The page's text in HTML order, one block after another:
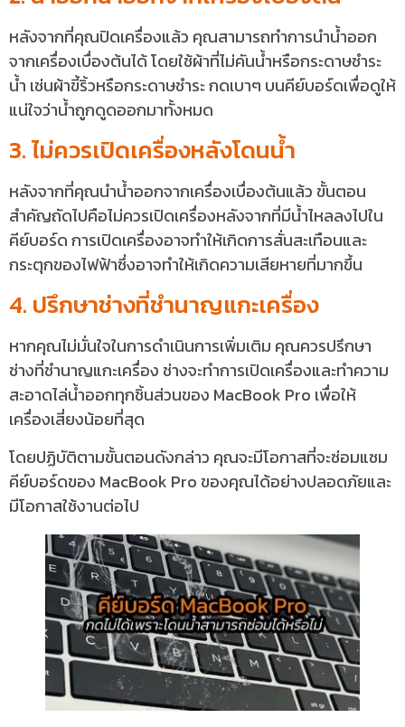
หลังจากที่คุณปิดเครื่องแล้ว คุณสามารถทำการนำน้ำออก
จากเครื่องเบื่องต้นได้ โดยใช้ผ้าที่ไม่คันน้ำหรือกระดาษชำระ
น้ำ เช่นผ้าขี้ริ้วหรือกระดาษชำระ กดเบาๆ บนคีย์บอร์ดเพื่อดูให้
แน่ใจว่าน้ำถูกดูดออกมาทั้งหมด
3. ไม่ควรเปิดเครื่องหลังโดนน้ำ
หลังจากที่คุณนำน้ำออกจากเครื่องเบื่องต้นแล้ว ขั้นตอน
สำคัญถัดไปคือไม่ควรเปิดเครื่องหลังจากที่มีน้ำไหลลงไปใน
คีย์บอร์ด การเปิดเครื่องอาจทำให้เกิดการสั่นสะเทือนและ
กระตุกของไฟฟ้าซึ่งอาจทำให้เกิดความเสียหายที่มากขึ้น
4. ปรึกษาช่างที่ชำนาญแกะเครื่อง
หากคุณไม่มั่นใจในการดำเนินการเพิ่มเติม คุณควรปรึกษา
ช่างที่ชำนาญแกะเครื่อง ช่างจะทำการเปิดเครื่องและทำความ
สะอาดไล่น้ำออกทุกชิ้นส่วนของ MacBook Pro เพื่อให้
เครื่องเสี่ยงน้อยที่สุด
โดยปฏิบัติตามขั้นตอนดังกล่าว คุณจะมีโอกาสที่จะซ่อมแซม
คีย์บอร์ดของ MacBook Pro ของคุณได้อย่างปลอดภัยและ
มีโอกาสใช้งานต่อไป